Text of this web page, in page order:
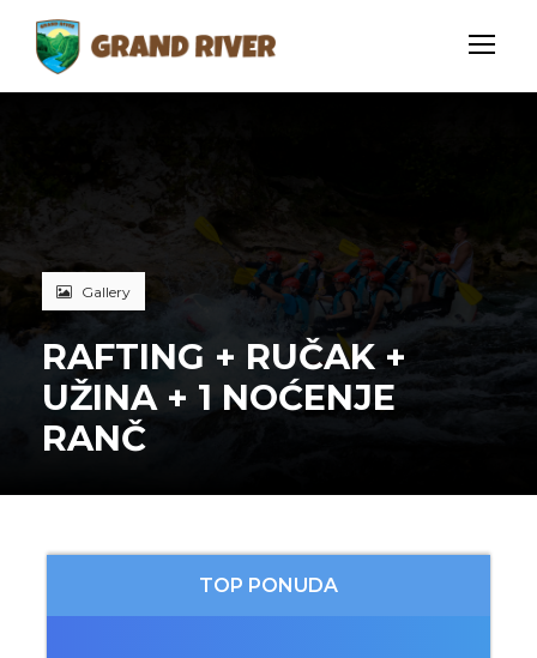
Gallery
RAFTING + RUČAK +
UŽINA + 1 NOĆENJE
RANČ
TOP PONUDA